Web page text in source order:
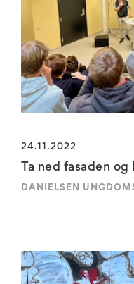
24.11.2022
Ta ned fasaden
DANIELSEN